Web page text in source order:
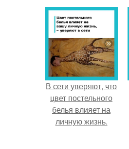
В сети уверяют, что
цвет постельного
белья влияет на
личную жизнь.